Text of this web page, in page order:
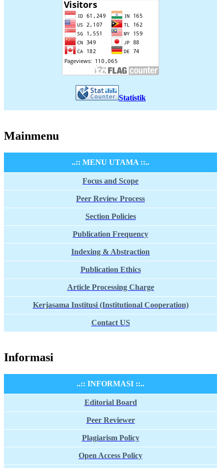
Statistik
Mainmenu
..:: MENU UTAMA ::..
Focus and Scope
Peer Review Process
Section Policies
Publication Frequency
Indexing & Abstraction
Publication Ethics
Article Processing Charge
Kerjasama Institusi (Institutional Cooperation)
Contact US
Informasi
..:: INFORMASI ::..
Editorial Board
Peer Reviewer
Plagiarism Policy
Open Access Policy